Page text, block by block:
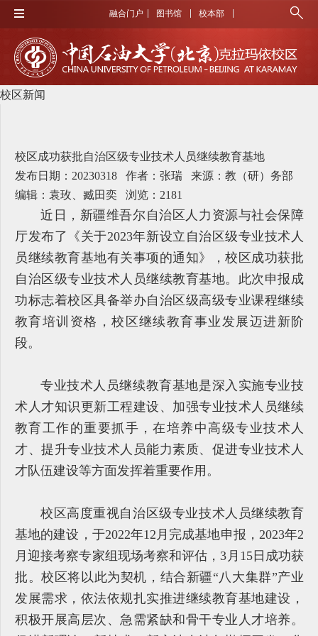
融合门户 图书馆 校本部
校区新闻
校区成功获批自治区级专业技术人员继续教育基地
发布日期：20230318 作者：张瑞 来源：教（研）务部
编辑：袁玫、臧田奕 浏览： 2181
近日，新疆维吾尔自治区人力资源与社会保障
厅发布了《关于2023年新设立自治区级专业技术人
员继续教育基地有关事项的通知》，校区成功获批
自治区级专业技术人员继续教育基地。此次申报成
功标志着校区具备举办自治区级高级专业课程继续
教育培训资格，校区继续教育事业发展迈进新阶
段。
专业技术人员继续教育基地是深入实施专业技
术人才知识更新工程建设、加强专业技术人员继续
教育工作的重要抓手，在培养中高级专业技术人
才、提升专业技术人员能力素质、促进专业技术人
才队伍建设等方面发挥着重要作用。
校区高度重视自治区级专业技术人员继续教育
基地的建设，于2022年12月完成基地申报，2023年2
月迎接考察专家组现场考察和评估，3月15日成功获
批。校区将以此为契机，结合新疆“八大集群”产业
发展需求，依法依规扎实推进继续教育基地建设，
积极开展高层次、急需紧缺和骨干专业人才培养。